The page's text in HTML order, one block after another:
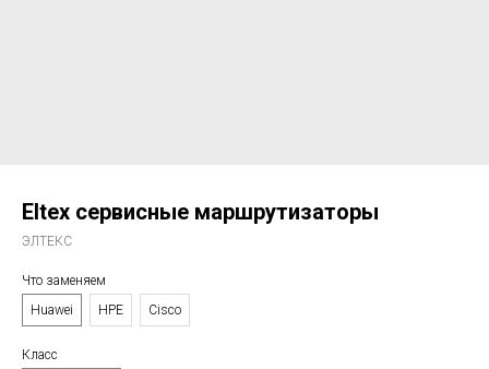
Eltex сервисные маршрутизаторы
ЭЛТЕКС
Что заменяем
Huawei
HPE Cisco
Класс